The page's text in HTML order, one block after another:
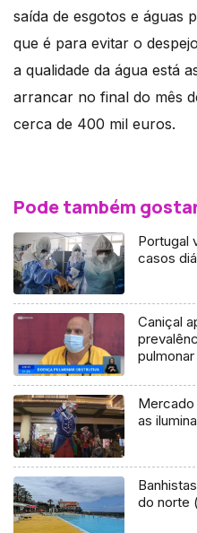
saída de esgotos e águas
que é para evitar o
a qualidade da água está
arrancar no final do mês
cerca de 400 mil euros.
Pode também
Portugal
casos
Caniçal
Mercado
as
do norte